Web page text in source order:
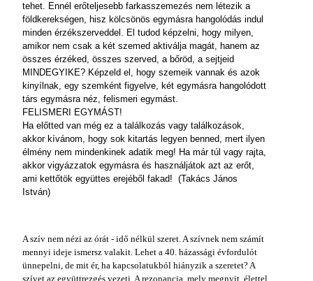
tehet. Ennél erőteljesebb farkasszemezés nem létezik a
földkerekségen, hisz kölcsönös egymásra hangolódás indul
minden érzékszerveddel. El tudod képzelni, hogy milyen,
amikor nem csak a két szemed aktiválja magát, hanem az
összes érzéked, összes szerved, a bőröd, a sejtjeid
MINDEGYIKE? Képzeld el, hogy szemeik vannak és azok
kinyílnak, egy szemként figyelve, két egymásra hangolódott
társ egymásra néz, felismeri egymást.
FELISMERI EGYMÁST!
Ha előtted van még ez a találkozás vagy találkozások,
akkor kívánom, hogy sok kitartás legyen benned, mert ilyen
élmény nem mindenkinek adatik meg! Ha már túl vagy rajta,
akkor vigyázzatok egymásra és használjátok azt az erőt,
ami kettőtök együttes erejéből fakad! (Takács János
István)
A szív nem nézi az órát - idő nélkül szeret. A szívnek nem számít
mennyi ideje ismersz valakit. Lehet a 40. házassági évfordulót
ünnepelni, de mit ér, ha kapcsolatukból hiányzik a szeretet? A
szívet az együttrezgés vezeti. A rezonancia, mely megnyit, élettel